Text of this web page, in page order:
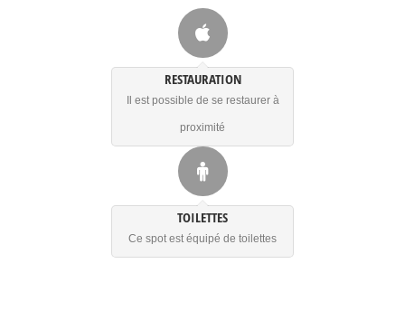
RESTAURATION
Il est possible de se restaurer à
proximité
TOILETTES
Ce spot est équipé de toilettes